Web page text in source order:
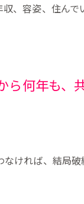
、容姿、住ん
ら何年も、
ければ、結局破